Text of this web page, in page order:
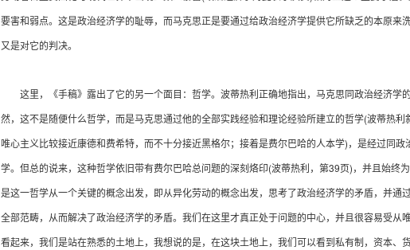
要害和弱点。这是政治经济学的耻辱，而马克思正是要通过给政治经济学提供它所缺乏的本原来
又是对它的判决。
这里，《手稿》露出了它的另一个面目：哲学。波蒂热利正确地指出，马克思同政治经济学
然，这不是随便什么哲学，而是马克思通过他的全部实践经验和理论经验所建立的哲学(波蒂热利
唯心主义比较接近康德和费希特，而不十分接近黑格尔；接着是费尔巴哈的人本学) ，是经过同政
学。但总的说来，这种哲学依旧带有费尔巴哈总问题的深刻烙印(波蒂热利，第39 页) ，并且始终
是这一哲学从一个关键的概念出发，即从异化劳动的概念出发，思考了政治经济学的矛盾，并通
全部范畴，从而解决了政治经济学的矛盾。我们在这里才真正处于问题的中心，并且很容易受
看起来，我们是站在熟悉的土地上，我想说的是，在这块土地上，我们可以看到私有制，资本、